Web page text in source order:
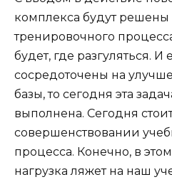
комплекса будут
тренировочного
будет, где разгуляться.
сосредоточены на
базы, то сегодня эта
выполнена. Сегодня
совершенствовании
процесса. Конечно, в
нагрузка ляжет на наш